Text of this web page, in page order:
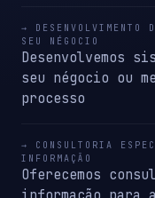
→ DESENVOLVIMENTO
SEU NÉGOCIO
Desenvolvemos
seu négocio ou
processo
→ CONSULTORIA
INFORMAÇÃO
Oferecemos